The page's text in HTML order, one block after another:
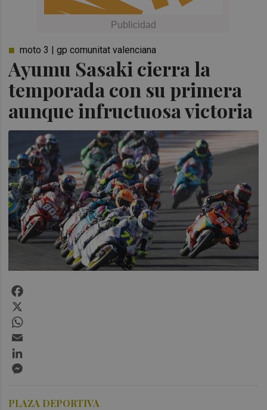
Ayumu Sasaki cierra la
temporada con su primera
aunque infructuosa victoria
moto 3 | gp comunitat valenciana
PLAZA DEPORTIVA